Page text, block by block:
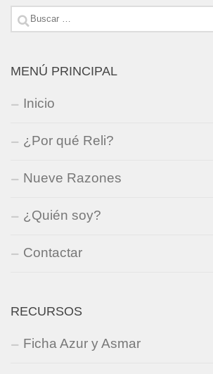
Buscar:
MENÚ PRINCIPAL
Inicio
¿Por qué Reli?
Nueve Razones
¿Quién soy?
Contactar
RECURSOS
Ficha Azur y Asmar